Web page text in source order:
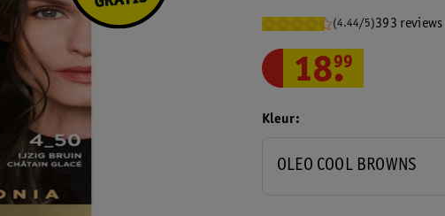
(4.44/5)393 reviews
18.
99
Kleur
OLEO COOL BROWNS